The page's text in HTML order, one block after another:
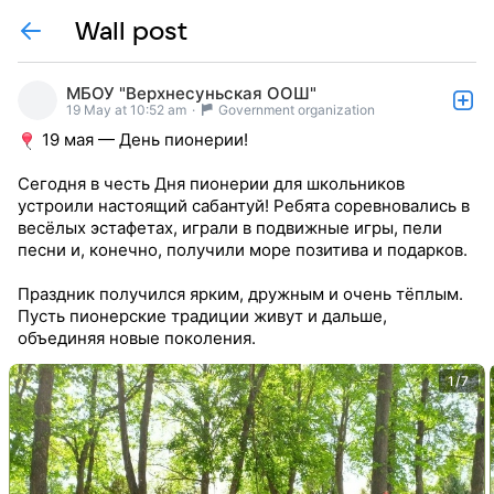
Wall post
МБОУ "Верхнесуньская ООШ"
19 May at 10:52 am · Government organization
19 мая — День пионерии!
Сегодня в честь Дня пионерии для школьников
устроили настоящий сабантуй! Ребята соревновались в
весёлых эстафетах, играли в подвижные игры, пели
песни и, конечно, получили море позитива и подарков.
Праздник получился ярким, дружным и очень тёплым.
Пусть пионерские традиции живут и дальше,
объединяя новые поколения.
1/7